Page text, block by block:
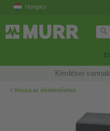
Hungary
Kérdései
‹ Vissza az áttekintéshez